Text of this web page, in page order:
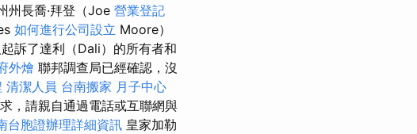
州長喬·拜登（Joe 營業登記
如何進行公司設立 Moore）
訴了達利（Dali）的所有者和
外燴 聯邦調查局已經確認，沒
清潔人員 台南搬家 月子中心
，請親自通過電話或互聯網與
台胞證辦理詳細資訊 皇家加勒